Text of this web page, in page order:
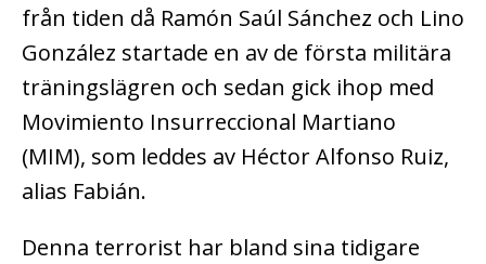
från tiden då Ramón Saúl Sánchez och Lino
González startade en av de första militära
träningslägren och sedan gick ihop med
Movimiento Insurreccional Martiano
(MIM), som leddes av Héctor Alfonso Ruiz,
alias Fabián.
Denna terrorist har bland sina tidigare